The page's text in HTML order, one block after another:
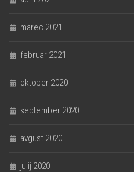
marec 2021
februar 2021
oktober 2020
september 2020
avgust 2020
julij 2020